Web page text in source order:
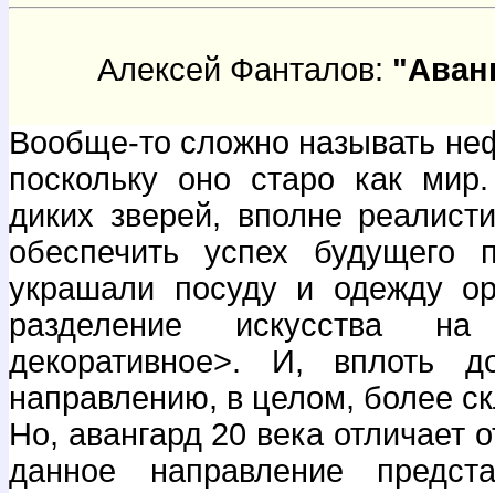
Алексей Фанталов:
Вообще-то сложно называть
поскольку оно старо как
диких зверей, вполне
обеспечить успех
украшали посуду и одежду
разделение искусства
декоративное>. И, вплоть
направлению, в целом, более
Но, авангард 20 века отличает
данное направление